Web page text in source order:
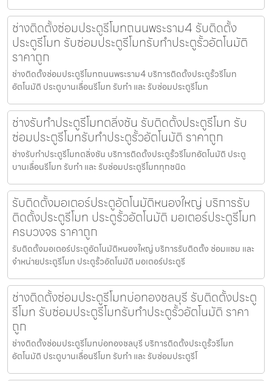
ช่างติดตั้งซ่อมประตูรีโมทถนนพระราม4 รับติดตั้ง
ประตูรีโมท รับซ่อมประตูรีโมทรับทำประตูรั้วอัตโนมัติ
ราคาถูก
ช่างติดตั้งซ่อมประตูรีโมทถนนพระราม4 บริการติดตั้งประตูรั้วรีโมท
อัตโนมัติ ประตูบานเลื่อนรีโมท รับทำ และ รับซ่อมประตูรีโมท
ช่างรับทำประตูรีโมทตลิ่งชัน รับติดตั้งประตูรีโมท รับ
ซ่อมประตูรีโมทรับทำประตูรั้วอัตโนมัติ ราคาถูก
ช่างรับทำประตูรีโมทตลิ่งชัน บริการติดตั้งประตูรั้วรีโมทอัตโนมัติ ประตู
บานเลื่อนรีโมท รับทำ และ รับซ่อมประตูรีโมททุกชนิด
รับติดตั้งมอเตอร์ประตูอัตโนมัติหนองใหญ่ บริการรับ
ติดตั้งประตูรีโมท ประตูรั้วอัตโนมัติ มอเตอร์ประตูรีโมท
ครบวงจร ราคาถูก
รับติดตั้งมอเตอร์ประตูอัตโนมัติหนองใหญ่ บริการรับติดตั้ง ซ่อมแซม และ
จำหน่ายประตูรีโมท ประตูรั้วอัตโนมัติ มอเตอร์ประตูรี
ช่างติดตั้งซ่อมประตูรีโมทบ่อทองชลบุรี รับติดตั้งประตู
รีโมท รับซ่อมประตูรีโมทรับทำประตูรั้วอัตโนมัติ ราคา
ถูก
ช่างติดตั้งซ่อมประตูรีโมทบ่อทองชลบุรี บริการติดตั้งประตูรั้วรีโมท
อัตโนมัติ ประตูบานเลื่อนรีโมท รับทำ และ รับซ่อมประตูรีโ